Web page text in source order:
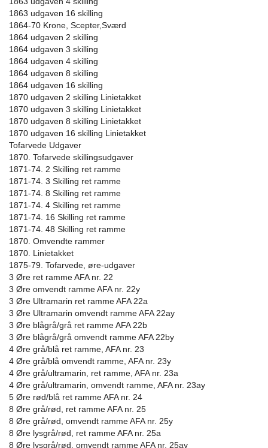
1863 udgaven 16 skilling
1864-70 Krone, Scepter,Sværd
1864 udgaven 2 skilling
1864 udgaven 3 skilling
1864 udgaven 4 skilling
1864 udgaven 8 skilling
1864 udgaven 16 skilling
1870 udgaven 2 skilling Linietakket
1870 udgaven 3 skilling Linietakket
1870 udgaven 8 skilling Linietakket
1870 udgaven 16 skilling Linietakket
Tofarvede Udgaver
1870. Tofarvede skillingsudgaver
1871-74. 2 Skilling ret ramme
1871-74. 3 Skilling ret ramme
1871-74. 8 Skilling ret ramme
1871-74. 4 Skilling ret ramme
1871-74. 16 Skilling ret ramme
1871-74. 48 Skilling ret ramme
1870. Omvendte rammer
1870. Linietakket
1875-79. Tofarvede, øre-udgaver
3 Øre ret ramme AFA nr. 22
3 Øre omvendt ramme AFA nr. 22y
3 Øre Ultramarin ret ramme AFA 22a
3 Øre Ultramarin omvendt ramme AFA 22ay
3 Øre blågrå/grå ret ramme AFA 22b
3 Øre blågrå/grå omvendt ramme AFA 22by
4 Øre grå/blå ret ramme, AFA nr. 23
4 Øre grå/blå omvendt ramme, AFA nr. 23y
4 Øre grå/ultramarin, ret ramme, AFA nr. 23a
4 Øre grå/ultramarin, omvendt ramme, AFA nr. 23ay
5 Øre rød/blå ret ramme AFA nr. 24
8 Øre grå/rød, ret ramme AFA nr. 25
8 Øre grå/rød, omvendt ramme AFA nr. 25y
8 Øre lysgrå/rød, ret ramme AFA nr. 25a
8 Øre lysgrå/rød, omvendt ramme AFA nr. 25ay